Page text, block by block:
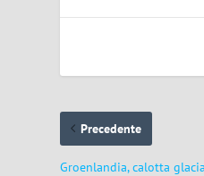
Precedente
Groenlandia, calotta